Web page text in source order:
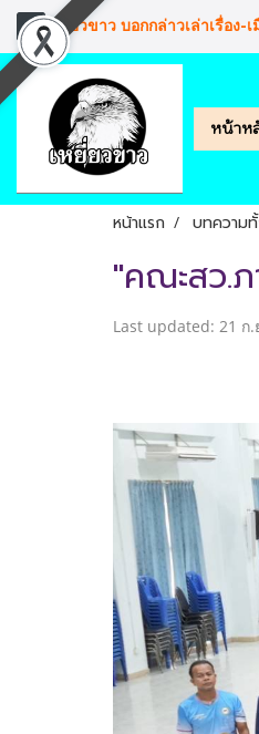
เหยียวขาว บอกกล่าวเล่าเรื่อง-เ
หน้าห
หน้าแรก บทความ
"คณะสว.
Last updated: 21 ก.